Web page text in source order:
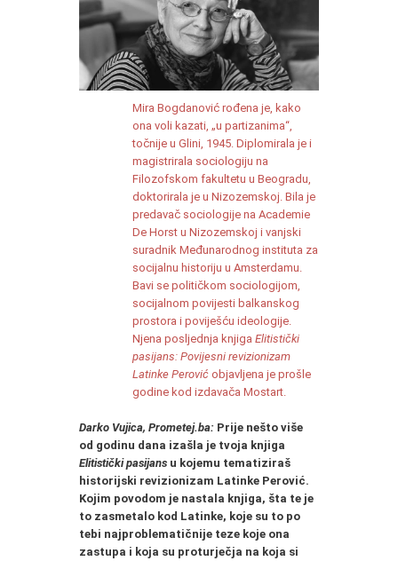
Mira Bogdanović rođena je, kako
ona voli kazati, „u partizanima“,
točnije u Glini, 1945. Diplomirala je i
magistrirala sociologiju na
Filozofskom fakultetu u Beogradu,
doktorirala je u Nizozemskoj. Bila je
predavač sociologije na Academie
De Horst u Nizozemskoj i vanjski
suradnik Međunarodnog instituta za
socijalnu historiju u Amsterdamu.
Bavi se političkom sociologijom,
socijalnom povijesti balkanskog
prostora i poviješću ideologije.
Njena posljednja knjiga Elitistički
pasijans: Povijesni revizionizam
Latinke Perović objavljena je prošle
godine kod izdavača Mostart.
Darko Vujica, Prometej.ba: Prije nešto više
od godinu dana izašla je tvoja knjiga
Elitistički pasijans u kojemu tematiziraš
historijski revizionizam Latinke Perović.
Kojim povodom je nastala knjiga, šta te je
to zasmetalo kod Latinke, koje su to po
tebi najproblematičnije teze koje ona
zastupa i koja su proturječja na koja si